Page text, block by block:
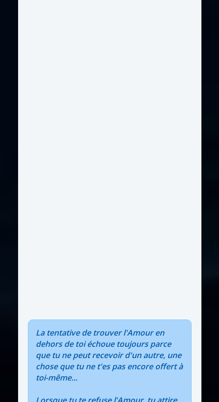
La tentative de trouver l'Amour en
dehors de toi échoue toujours parce
que tu ne peut recevoir d'un autre, une
chose que tu ne t'es pas encore offert à
toi-même...